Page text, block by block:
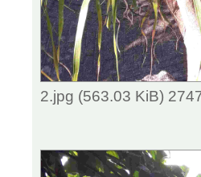
2.jpg (563.03 KiB)